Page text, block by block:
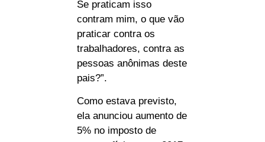
Se praticam isso
contram mim, o que vão
praticar contra os
trabalhadores, contra as
pessoas anônimas deste
pais?”.
Como estava previsto,
ela anunciou aumento de
5% no imposto de